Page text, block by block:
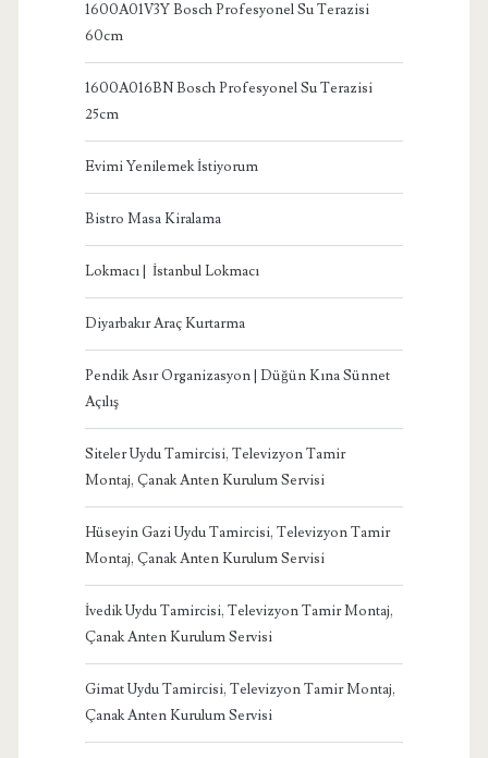
1600A01V3Y Bosch Profesyonel Su Terazisi
60cm
1600A016BN Bosch Profesyonel Su Terazisi
25cm
Evimi Yenilemek İstiyorum
Bistro Masa Kiralama
Lokmacı | İstanbul Lokmacı
Diyarbakır Araç Kurtarma
Pendik Asır Organizasyon | Düğün Kına Sünnet
Açılış
Siteler Uydu Tamircisi, Televizyon Tamir
Montaj, Çanak Anten Kurulum Servisi
Hüseyin Gazi Uydu Tamircisi, Televizyon Tamir
Montaj, Çanak Anten Kurulum Servisi
İvedik Uydu Tamircisi, Televizyon Tamir Montaj,
Çanak Anten Kurulum Servisi
Gimat Uydu Tamircisi, Televizyon Tamir Montaj,
Çanak Anten Kurulum Servisi